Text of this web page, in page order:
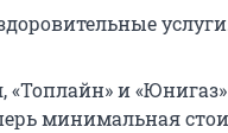
«Топлайн» и «Юнигаз»
минимальная